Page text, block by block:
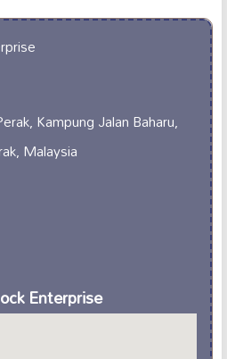
Kampung Jalan Baharu,
Malaysia
Enterprise